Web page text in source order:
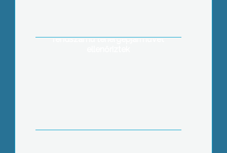
rendszámú tehergépjárművet